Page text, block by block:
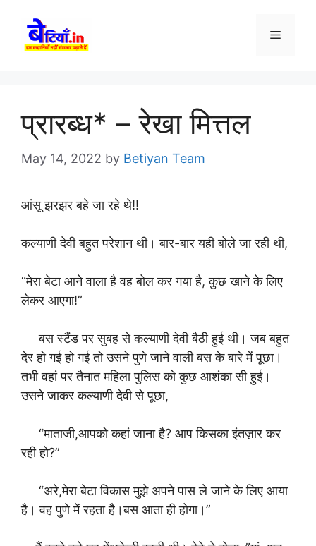
content
Menu
प्रारब्ध* – रेखा मित्तल
May 14, 2022 by Betiyan Team
आंसू झरझ़र बहे जा रहे थे!!
कल्याणी देवी बहुत परेशान थी। बार-बार यही बोले जा रही थी,
“मेरा बेटा आने वाला है वह बोल कर गया है, कुछ खाने के लिए
लेकर आएगा!”
बस स्टैंड पर सुबह से कल्याणी देवी बैठी हुई थी। जब बहुत
देर हो गई हो गई तो उसने पुणे जाने वाली बस के बारे में पूछा।
तभी वहां पर तैनात महिला पुलिस को कुछ आशंका सी हुई।
उसने जाकर कल्याणी देवी से पूछा,
“माताजी,आपको कहां जाना है? आप किसका इंतज़ार कर
रही हो?”
“अरे,मेरा बेटा विकास मुझे अपने पास ले जाने के लिए आया
है। वह पुणे में रहता है।बस आता ही होगा।”